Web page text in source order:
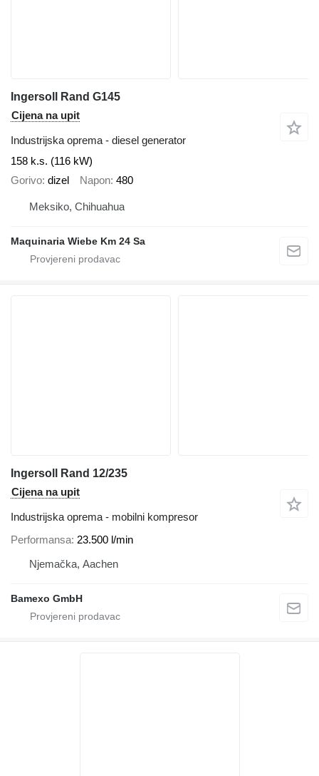
Ingersoll Rand G145
Cijena na upit
Industrijska oprema - diesel generator
158 k.s. (116 kW)
Gorivo dizel Napon 480
Meksiko, Chihuahua
Maquinaria Wiebe Km 24 Sa
Ingersoll Rand 12/235
Cijena na upit
Industrijska oprema - mobilni kompresor
Performansa 23.500 l/min
Njemačka, Aachen
Bamexo GmbH